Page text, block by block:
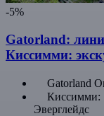
-5%
Gatorland:
Киссимми:
Gatorland
Киссимми:
Эверглейдс